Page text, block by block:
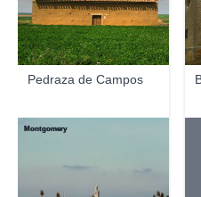
Pedraza de Campos
Montgomery